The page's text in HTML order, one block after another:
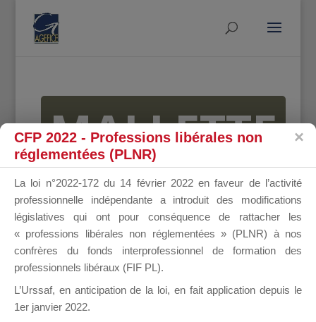
MALLETTE
DU
DIRIGEANT
CFP 2022 - Professions libérales non
réglementées (PLNR)
La loi n°2022-172 du 14 février 2022 en faveur de l’activité
professionnelle indépendante a introduit des modifications
législatives qui ont pour conséquence de rattacher les
« professions libérales non réglementées » (PLNR) à nos
confrères du fonds interprofessionnel de formation des
professionnels libéraux (FIF PL).
L’Urssaf, en anticipation de la loi, en fait application depuis le
1er janvier 2022.